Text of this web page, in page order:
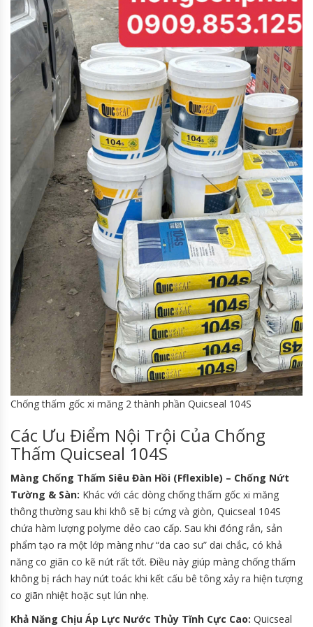
Chống thấm gốc xi măng 2 thành phần Quicseal 104S
Các Ưu Điểm Nội Trội Của Chống
Thấm Quicseal 104S
Màng Chống Thấm Siêu Đàn Hồi (Fflexible) – Chống Nứt
Tường & Sàn: Khác với các dòng chống thấm gốc xi măng
thông thường sau khi khô sẽ bị cứng và giòn, Quicseal 104S
chứa hàm lượng polyme dẻo cao cấp. Sau khi đóng rắn, sản
phẩm tạo ra một lớp màng như “da cao su” dai chắc, có khả
năng co giãn co kẽ nứt rất tốt. Điều này giúp màng chống thấm
không bị rách hay nứt toác khi kết cấu bê tông xảy ra hiện tượng
co giãn nhiệt hoặc sụt lún nhẹ.
Khả Năng Chịu Áp Lực Nước Thủy Tĩnh Cực Cao: Quicseal